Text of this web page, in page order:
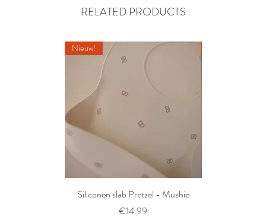
RELATED PRODUCTS
Nieuw!
Siliconen slab Pretzel - Mushie
Prijs
€14.99